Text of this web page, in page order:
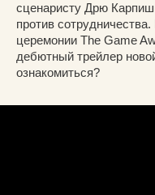
сценаристу Дрю
против
церемонии The Game
дебютный трейлер
ознакомиться?